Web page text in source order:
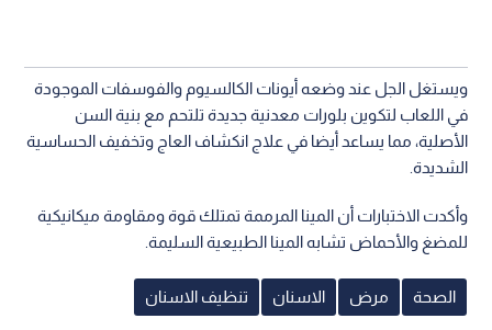
ويستغل الجل عند وضعه أيونات الكالسيوم والفوسفات الموجودة
في اللعاب لتكوين بلورات معدنية جديدة تلتحم مع بنية السن
الأصلية، مما يساعد أيضا في علاج انكشاف العاج وتخفيف الحساسية
الشديدة.
وأكدت الاختبارات أن المينا المرممة تمتلك قوة ومقاومة ميكانيكية
للمضغ والأحماض تشابه المينا الطبيعية السليمة.
الصحة مرض الاسنان تنظيف الاسنان